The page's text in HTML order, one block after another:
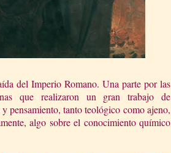
del Imperio Romano. Una parte por las
que realizaron un gran trabajo de
pensamiento, tanto teológico como ajeno,
algo sobre el conocimiento químico